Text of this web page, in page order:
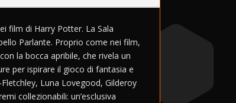
film di Harry Potter. La Sala
Parlante. Proprio come nei film,
la bocca apribile, che rivela un
per ispirare il gioco di fantasia e
Luna Lovegood, Gilderoy
collezionabili: un’esclusiva